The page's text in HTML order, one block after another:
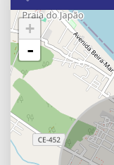
+
-